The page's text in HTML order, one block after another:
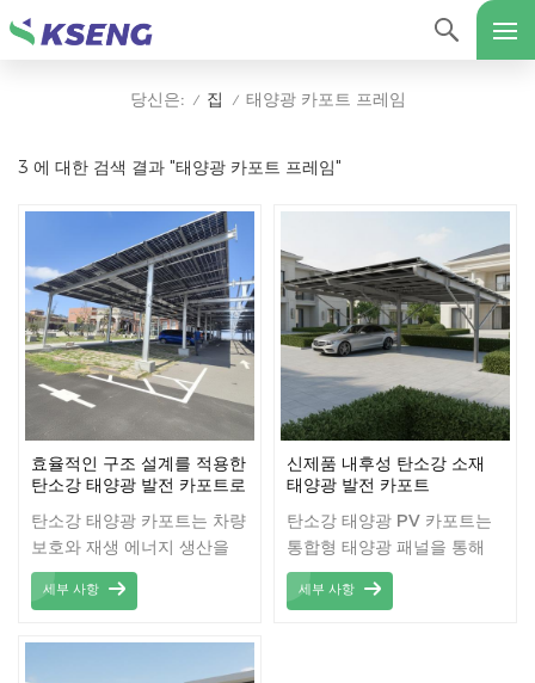
당신은: / 집 / 태양광 카포트 프레임
3 에 대한 검색 결과 "태양광 카포트 프레임"
효율적인 구조 설계를 적용한
탄소강 태양광 발전 카포트로
세요.
탄소강 태양광 카포트는 차량
보호와 재생 에너지 생산을
결합한 혁신적이고 실용적인
솔루션입니다. 고품질 탄소강
한 기상 조건에서도 장기간
세부 사항
신제품 내후성 탄소강 소재
태양광 발전 카포트
탄소강 태양광 PV 카포트는
통합형 태양광 패널을 통해
깨끗하고 재생 가능한 에너지
를 생산하면서 그늘진 주차
세부 사항